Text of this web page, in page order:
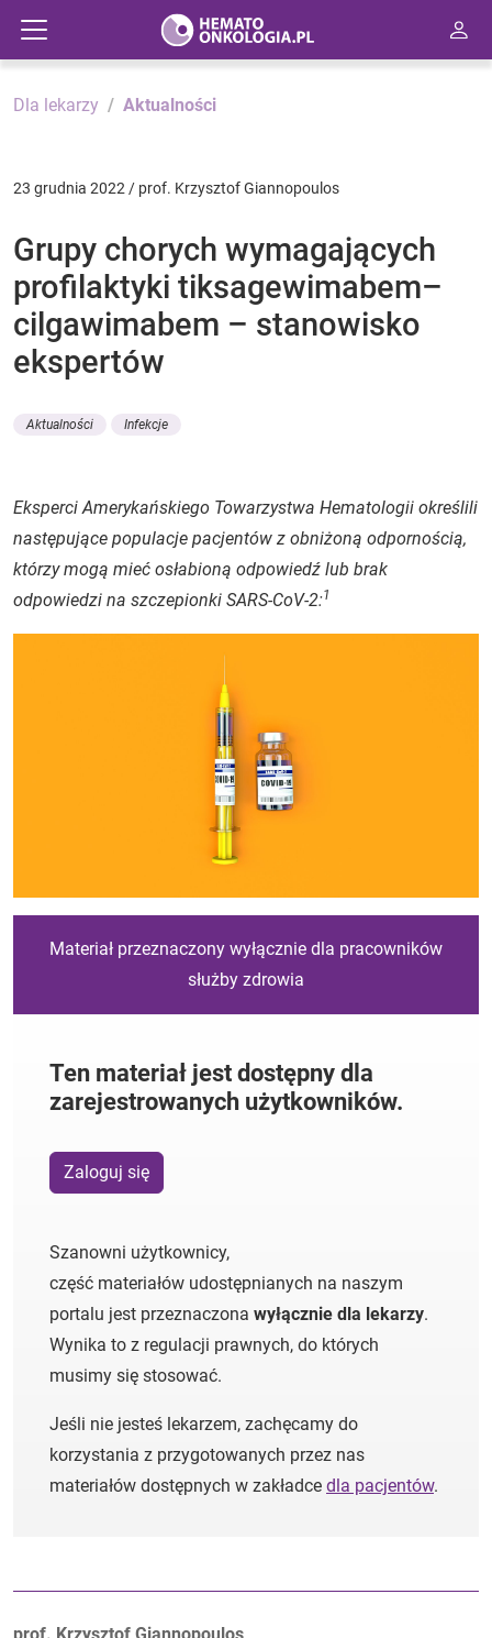
Dla lekarzy Aktualności
23 grudnia 2022 / prof. Krzysztof Giannopoulos
Grupy chorych wymagających
profilaktyki tiksagewimabem–
cilgawimabem – stanowisko
ekspertów
Aktualności Infekcje
Eksperci Amerykańskiego Towarzystwa Hematologii określili
następujące populacje pacjentów z obniżoną odpornością,
którzy mogą mieć osłabioną odpowiedź lub brak
odpowiedzi na szczepionki SARS-CoV-2:1
Materiał przeznaczony wyłącznie dla pracowników
służby zdrowia
Ten materiał jest dostępny dla
zarejestrowanych użytkowników.
Zaloguj się
Szanowni użytkownicy,
część materiałów udostępnianych na naszym
portalu jest przeznaczona wyłącznie dla lekarzy.
Wynika to z regulacji prawnych, do których
musimy się stosować.
Jeśli nie jesteś lekarzem, zachęcamy do
korzystania z przygotowanych przez nas
materiałów dostępnych w zakładce dla pacjentów.
Autorzy:
prof. Krzysztof Giannopoulos